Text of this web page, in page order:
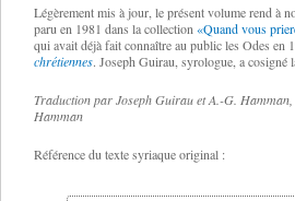
Légèrement mis à jour, le présent volume rend à
paru en 1981 dans la collection «Quand vous
qui avait déjà fait connaître au public les Odes en
chrétiennes. Joseph Guirau, syrologue, a cosigné
Traduction par Joseph Guirau et A.-G.
Hamman
Référence du texte syriaque original :